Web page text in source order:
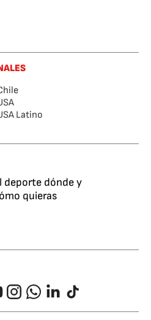
Latino
deporte dónde y
quieras
InstagramWhatsappLinkedIn
TikTok